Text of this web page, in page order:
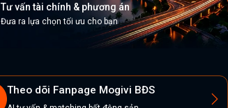
Tư vấn tài chính & phương án
Đưa ra lựa chọn tối ưu cho bạn
Theo dõi Fanpage Mogivi BĐS